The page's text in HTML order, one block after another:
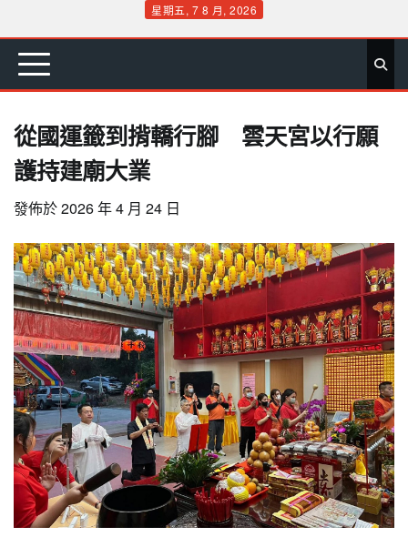
content
星期五, 7 8 月, 2026
首 要 娛 生 社 文 公 運 旅 政 地 專
從國運籤到揹轎行腳 雲天宮以行願
護持建廟大業
發佈於2026 年 4 月 24 日